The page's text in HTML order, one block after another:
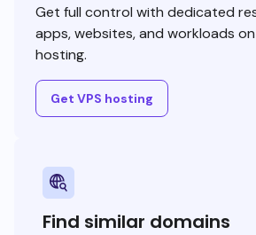
Get full control with dedicated
apps, websites, and workloads
hosting.
Get VPS hosting
Find similar domains